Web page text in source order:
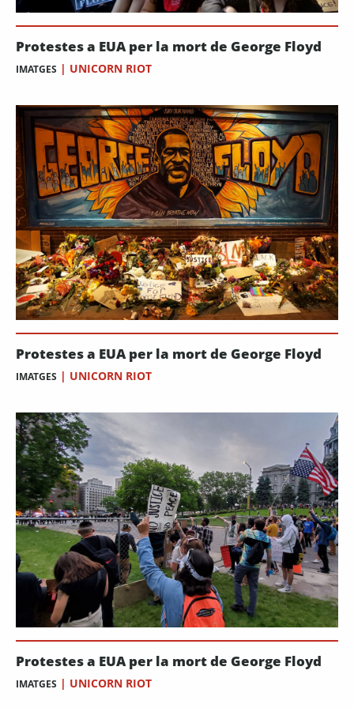
Protestes a EUA per la mort de George Floyd
IMATGES | UNICORN RIOT
Protestes a EUA per la mort de George Floyd
IMATGES | UNICORN RIOT
Protestes a EUA per la mort de George Floyd
IMATGES | UNICORN RIOT